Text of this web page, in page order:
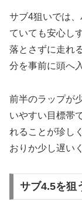
サブ4狙いでは
ていても安心し
落とさずに走れ
分を事前に頭へ
前半のラップが
いやすい目標帯
れることが珍し
おりか少し遅い
サブ4.5を狙